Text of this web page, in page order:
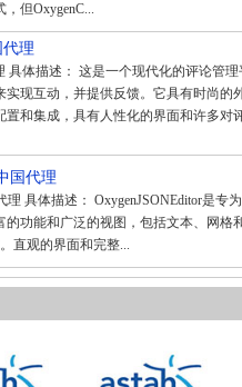
但OxygenC...
代理
具体描述： 这是一个现代化的评论管
实现互动，并提供反馈。它具有时尚的
置和集成，具有人性化的界面和许多对
国代理
理 具体描述： OxygenJSONEditor是专
的功能和广泛的视图，包括文本、网格
直观的界面和完整...